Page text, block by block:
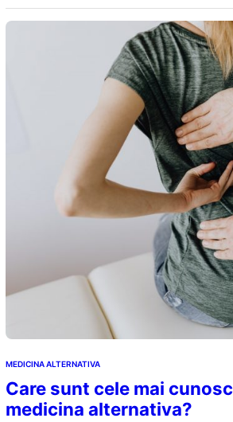
medicamente, injectii etc. Stim deja
homeopatie, de yoga. Insa in
si tipuri la care nu te-ai fi…
MEDICINA ALTERNATIVA
Care sunt cele mai
medicina alternativa?